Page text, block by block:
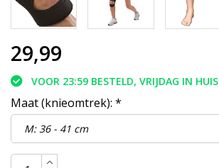
29,99
VOOR 23:59 BESTELD, VRIJDAG IN HUIS
Maat (knieomtrek): *